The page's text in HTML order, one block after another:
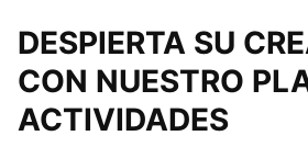
DESPIERTA SU
CON NUESTRO
ACTIVIDADES